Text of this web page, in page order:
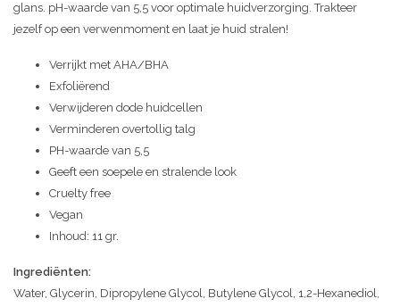
glans. pH-waarde van 5,5 voor optimale huidverzorging. Trakteer
jezelf op een verwenmoment en laat je huid stralen!
Verrijkt met AHA/BHA
Exfoliërend
Verwijderen dode huidcellen
Verminderen overtollig talg
PH-waarde van 5,5
Geeft een soepele en stralende look
Cruelty free
Vegan
Inhoud: 11 gr.
Ingrediënten:
Water, Glycerin, Dipropylene Glycol, Butylene Glycol, 1,2-Hexanediol,